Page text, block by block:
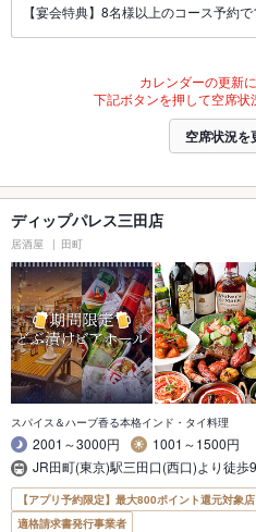
【宴会特典】8名様以上のコース予約
カレンダーの更新
下記ボタンを押して空席状
空席状況を
ディップパレス三田店
居酒屋 田町
スパイス＆ハーブ香る本格インド・タイ料理
2001～3000円
1001～1500円
JR田町(東京)駅三田口(西口)より徒歩
【アプリ予約限定】最大800ポイント還元対象店
適格請求書発行事業者